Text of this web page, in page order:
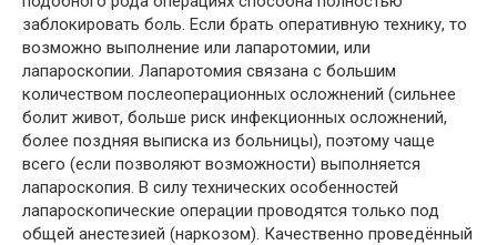
заблокировать боль. Если брать оперативную технику, то
возможно выполнение или лапаротомии, или
лапароскопии. Лапаротомия связана с большим
количеством послеоперационных осложнений (сильнее
болит живот, больше риск инфекционных осложнений,
более поздняя выписка из больницы), поэтому чаще
всего (если позволяют возможности) выполняется
лапароскопия. В силу технических особенностей
лапароскопические операции проводятся только под
общей анестезией (наркозом). Качественно проведённый